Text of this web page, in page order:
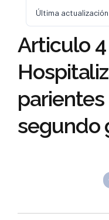
Última actualización
Articulo 4
segundo